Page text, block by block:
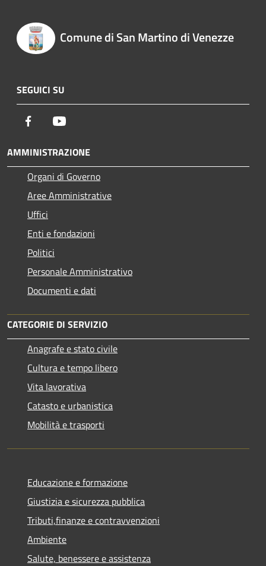
Comune di San Martino di Venezze
SEGUICI SU
Facebook
AMMINISTRAZIONE
Organi di Governo
Aree Amministrative
Uffici
Enti e fondazioni
Politici
Personale Amministrativo
Documenti e dati
CATEGORIE DI SERVIZIO
Anagrafe e stato civile
Cultura e tempo libero
Vita lavorativa
Catasto e urbanistica
Mobilità e trasporti
Educazione e formazione
Giustizia e sicurezza pubblica
Tributi,finanze e contravvenzioni
Ambiente
Salute, benessere e assistenza